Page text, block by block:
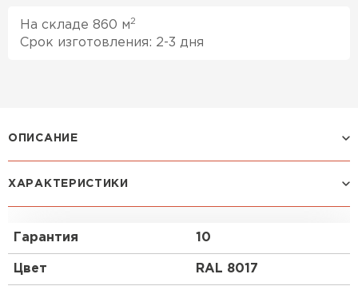
На складе 860 м 2
Срок изготовления: 2-3 дня
ОПИСАНИЕ
Профиль МП-35:
подходит как для обшивки стен, заборов, так и
для крыши, скатной и плоской. Профнастил этой
марки отличается полезной шириной 1035 мм.
Упростить монтаж кровли поможет заказ листов
ХАРАКТЕРИСТИКИ
Гарантия 10
Цвет RAL 8017